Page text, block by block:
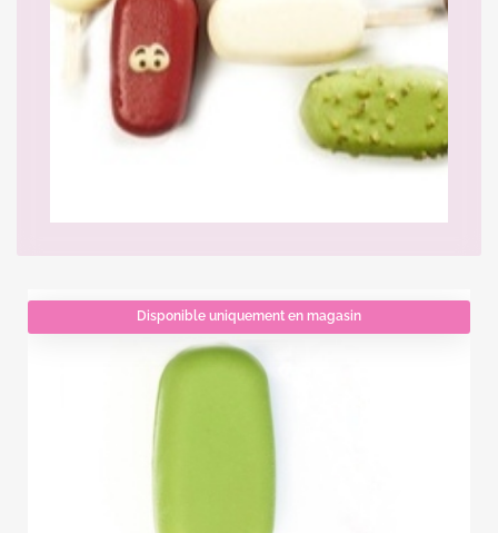
Disponible uniquement en magasin